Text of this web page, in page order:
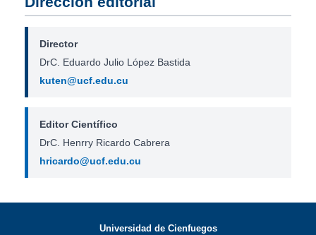
Director
DrC. Eduardo Julio López Bastida
kuten@ucf.edu.cu
Editor Científico
DrC. Henrry Ricardo Cabrera
hricardo@ucf.edu.cu
Universidad de Cienfuegos